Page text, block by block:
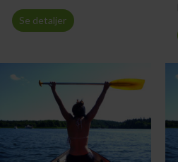
Se detaljer